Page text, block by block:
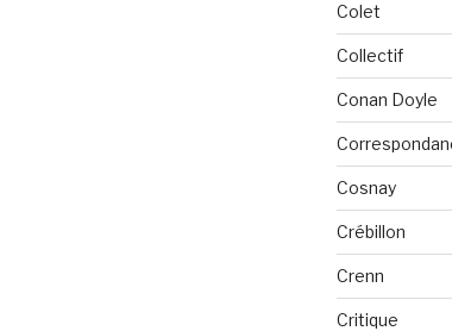
Colet
Collectif
Conan Doyle
Cosnay
Crébillon
Crenn
Critique